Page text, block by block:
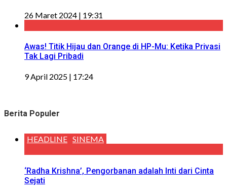
26 Maret 2024 | 19:31
Awas! Titik Hijau dan Orange di HP-Mu: Ketika Privasi
Tak Lagi Pribadi
9 April 2025 | 17:24
Berita Populer
HEADLINE SINEMA
‘Radha Krishna’, Pengorbanan adalah Inti dari Cinta
Sejati